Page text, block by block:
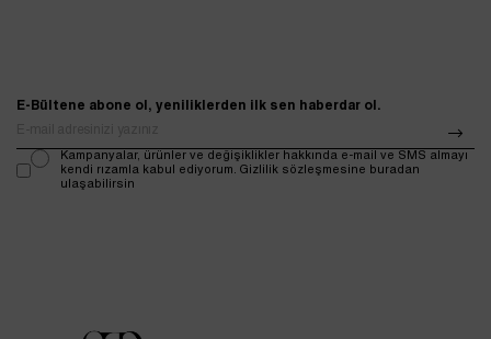
E-Bültene abone ol, yeniliklerden ilk sen haberdar ol.
Kampanyalar, ürünler ve değişiklikler hakkında e-mail ve SMS almayı
kendi rızamla kabul ediyorum. Gizlilik sözleşmesine buradan
ulaşabilirsin